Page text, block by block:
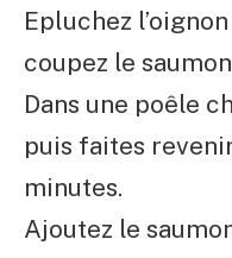
Epluchez
coupez le
Dans une poêle
puis faites
minutes.
Ajoutez le